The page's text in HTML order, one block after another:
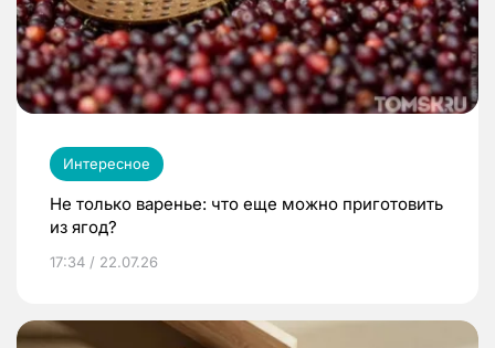
Интересное
Не только варенье: что еще можно приготовить
из ягод?
17:34 / 22.07.26